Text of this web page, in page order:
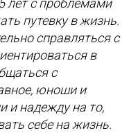
лет с проблемами
путевку в жизнь.
справляться с
в
с
юноши и
и надежду на то,
себе на жизнь.